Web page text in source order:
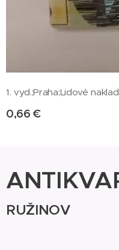
1. vyd.;Praha;Lidové
0,66 €
RUŽINOV